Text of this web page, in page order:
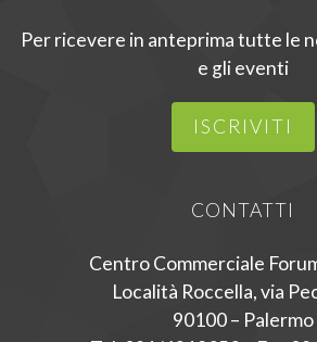
Per ricevere in anteprima tutte le
e gli eventi
ISCRIVITI
CONTATTI
Centro Commerciale
Località Roccella, via
90100 – Palermo